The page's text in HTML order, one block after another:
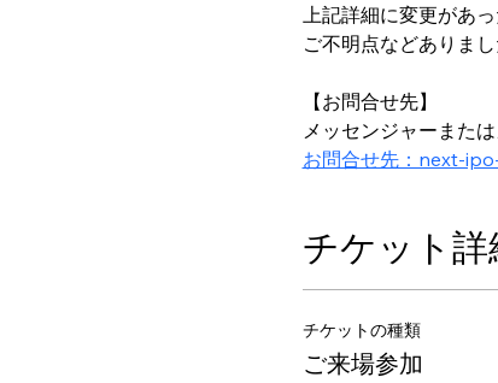
上記詳細に変更があ
ご不明点などありま
【お問合せ先】
メッセンジャーまた
お問合せ先：next-
チケット詳
チケットの種類
ご来場参加